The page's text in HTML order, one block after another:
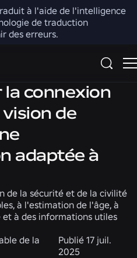
à l'aide de l'intelligence
de traduction
des erreurs.
connexion
de
adaptée à
de la sécurité et de la civilité
à l'estimation de l'âge, à
à des informations utiles
de la
Publié 17 juil.
2025